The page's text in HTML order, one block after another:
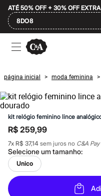
ATÉ 50% OFF + 30% OFF EXTRA
8DO8
Ofertas
Compre por Departamento
Masculino
Infantil
Calçados
Plus Size
2 calçados por R$189
2 peças por R$199
3 lingeries por R$99
3 itens de beleza por R$129
Até 20% off
Até 40% off
Até 60% off
A partir de 60% off
Feminino
Em alta
página inicial > moda feminina >
kit relógio feminino lince
R$ 259,99
7x R$ 37,14 sem juros no C&A Pay
Selecione umtamanho:
Unico